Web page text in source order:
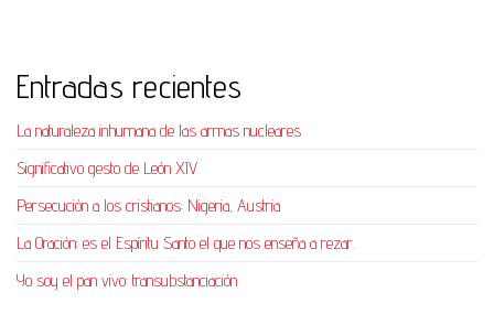
Entradas recientes
La naturaleza inhumana de las armas nucleares
Significativo gesto de León XIV
Persecución a los cristianos: Nigeria, Austria
La Oración: es el Espíritu Santo el que nos enseña a rezar.
Yo soy el pan vivo: transubstanciación